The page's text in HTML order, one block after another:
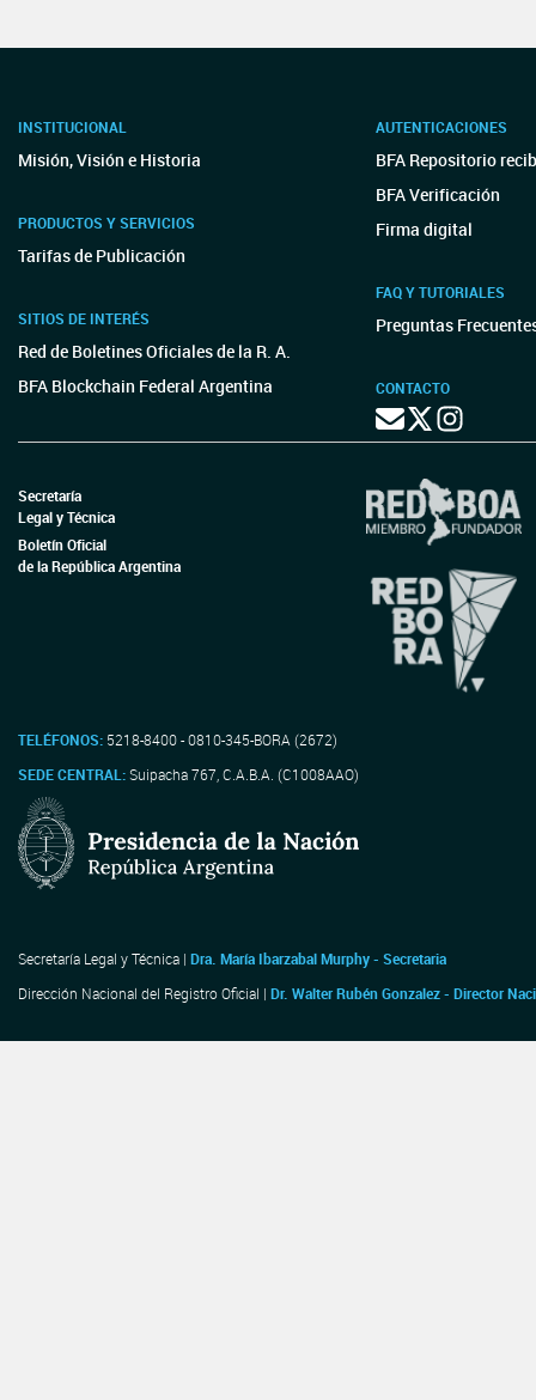
INSTITUCIONAL
Misión, Visión e Historia
PRODUCTOS Y SERVICIOS
Tarifas de Publicación
SITIOS DE INTERÉS
Red de Boletines Oficiales de la R. A.
BFA Blockchain Federal Argentina
AUTENTICACIONES
BFA Repositorio
BFA Verificación
Firma digital
FAQ Y TUTORIALES
Preguntas
CONTACTO
Secretaría
Legal y Técnica
Boletín Oficial
de la República Argentina
TELÉFONOS: 5218-8400 - 0810-345-BORA (2672)
SEDE CENTRAL:Suipacha 767, C.A.B.A. (C1008AAO)
Secretaría Legal y Técnica | Dra. María Ibarzabal Murphy - Secretaria
Dirección Nacional del Registro Oficial | Dr. Walter Rubén Gonzalez - Director